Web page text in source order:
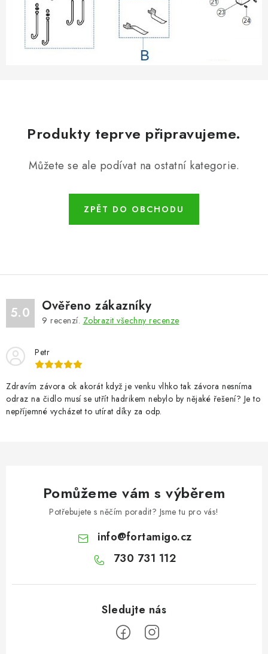
ARCHIV
HLINÍKOVÝ PLOTOVÝ SYSTÉM
Produkty teprve připravujeme.
Můžete se ale podívat na ostatní kategorie.
ZPĚT DO OBCHODU
5.0 Ověřeno zákazníky
9 recenzí. Zobrazit všechny recenze
Petr
Zdravím závora ok akorát když je venku vlhko tak závora nesníma
odraz na čidlo musí se utřít hadrikem nebylo by nějaké řešení? Je to
nepříjemné vycházet to utírat díky za odp.
Pomůžeme vám s výběrem
Potřebujete s něčím poradit? Jsme tu pro vás!
info@fortamigo.cz
730 731 112